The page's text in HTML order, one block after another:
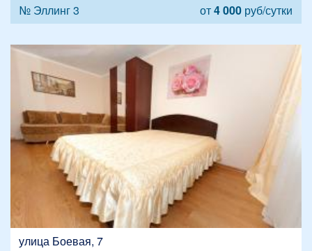
№ Эллинг 3 от4 000 руб/сутки
улица Боевая, 7